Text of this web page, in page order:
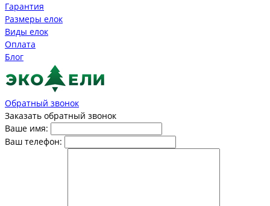
Гарантия
Размеры елок
Виды елок
Оплата
Блог
Обратный звонок
Заказать обратный звонок
Ваше имя:
Ваш телефон: